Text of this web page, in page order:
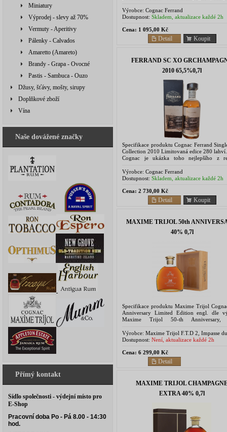
Miniatury
Výprodej - slevy až 70%
Vermuty - Aperitivy
Pálenky - Calvados
Amaretto (Amareto)
Brandy - Grapa - Ovocné
Pastis - Sambuca - Ouzo
Džusy, šťávy, mošty, sirupy
Doplňkové zboží
Vína
Naše dovážené značky
Přímý kontakt
Sídlo společnosti - výdejní místo pro
E-Shop
Pracovní doba Po - Pá 8.00 - 14:30
hod.
cenová...
Výrobce: Cognac Ferrand
Dostupnost: Skladem, aktualizace každé 2h
Cena: 1 095,00 Kč
Koupit
Detail
FERRAND SC XO
2010 65,5%0,7l
Specifikace produktu Cognac Ferrand
Collection 2010 Limitovaná edice 280
Cognac je ukázka toho nejlepšího z
vonných a...
Výrobce: Cognac Ferrand
Dostupnost: Skladem, aktualizace každé 2h
Cena: 2 730,00 Kč
Koupit
Detail
MAXIME TRIJOL 50th
40% 0,7l
Specifikace produktu Maxime Trijol
Anniversary Limited Edition engl. dle
Maxime Trijol 50-th Anniversary,
is...
Výrobce: Maxime Trijol F.T.D 2, Impasse du
Paradis 17520 Saint-Martial S/Né FRANCE
Dostupnost: Není, aktualizace každé 2h
Cena: 6 299,00 Kč
Detail
MAXIME TRIJOL
EXTRA 40% 0,7l